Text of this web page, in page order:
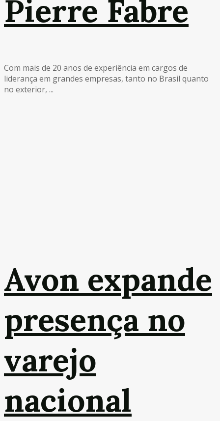
Pierre Fabre
Com mais de 20 anos de experiência em cargos de
liderança em grandes empresas, tanto no Brasil quanto
no exterior, ...
Avon expande
presença no
varejo
nacional